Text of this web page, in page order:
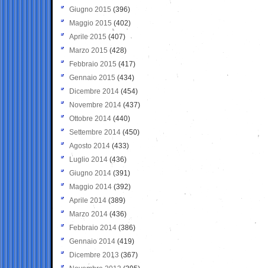
Giugno 2015 (396)
Maggio 2015 (402)
Aprile 2015 (407)
Marzo 2015 (428)
Febbraio 2015 (417)
Gennaio 2015 (434)
Dicembre 2014 (454)
Novembre 2014 (437)
Ottobre 2014 (440)
Settembre 2014 (450)
Agosto 2014 (433)
Luglio 2014 (436)
Giugno 2014 (391)
Maggio 2014 (392)
Aprile 2014 (389)
Marzo 2014 (436)
Febbraio 2014 (386)
Gennaio 2014 (419)
Dicembre 2013 (367)